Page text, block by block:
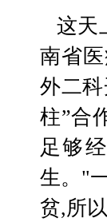
   这天上午没有安排手术，查完房到10点钟时，他赶往海
南省
外二
柱”合
足够
生。"
贫,所